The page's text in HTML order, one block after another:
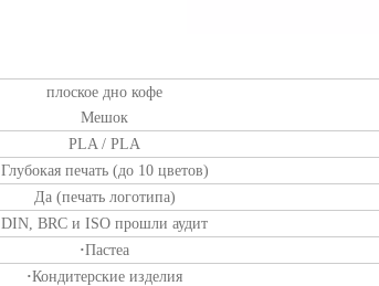
плоское дно кофе
Мешок
PLA / PLA
Глубокая печать (до 10 цветов)
Да (печать логотипа)
DIN, BRC и ISO прошли аудит
·Пастеа
·Кондитерские изделия